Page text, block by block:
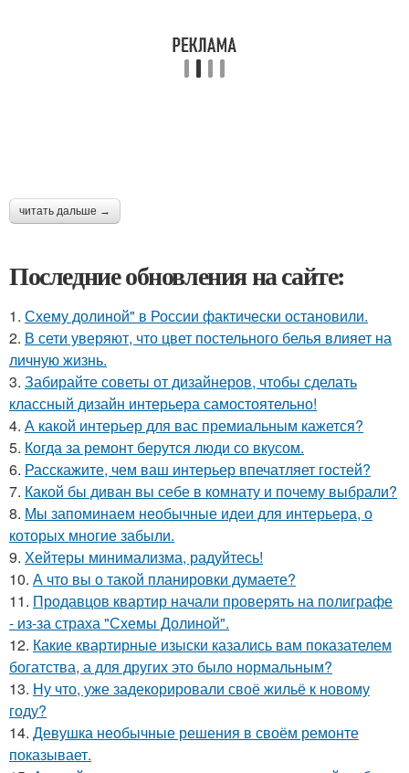
читать дальше →
Последние обновления на сайте:
1. Схему долиной" в России фактически остановили.
2. В сети уверяют, что цвет постельного белья влияет на
личную жизнь.
3. Забирайте советы от дизайнеров, чтобы сделать
классный дизайн интерьера самостоятельно!
4. А какой интерьер для вас премиальным кажется?
5. Когда за ремонт берутся люди со вкусом.
6. Расскажите, чем ваш интерьер впечатляет гостей?
7. Какой бы диван вы себе в комнату и почему выбрали?
8. Мы запоминаем необычные идеи для интерьера, о
которых многие забыли.
9. Хейтеры минимализма, радуйтесь!
10. А что вы о такой планировки думаете?
11. Продавцов квартир начали проверять на полиграфе
- из-за страха "Схемы Долиной".
12. Какие квартирные изыски казались вам показателем
богатства, а для других это было нормальным?
13. Ну что, уже задекорировали своё жильё к новому
году?
14. Девушка необычные решения в своём ремонте
показывает.